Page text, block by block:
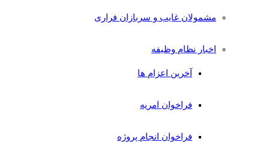
مشمولان غایب و سربازان فراری
اخبار نظام وظیفه
آخرین اعزام ها
فراخوان امریه
فراخوان انجام پروژه